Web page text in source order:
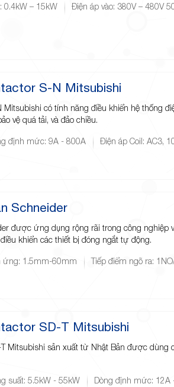
0.4kW – 15kW
Điện áp vào: 380V – 480V
S-N Mitsubishi
có tính năng điều khiển hệ thống
vệ quá tải, và đảo chiều.
định mức: 9A - 800A Điện áp Coil: AC3,
Schneider
được ứng dụng rộng rãi trong công nghiệp
khiển các thiết bị đóng ngắt tự động.
ứng: 1.5mm-60mm Tiếp điểm ngõ ra:
SD-T Mitsubishi
Mitsubishi sản xuất từ Nhật Bản được dùng
suất: 5.5kW - 55kW
Dòng định mức: 12A